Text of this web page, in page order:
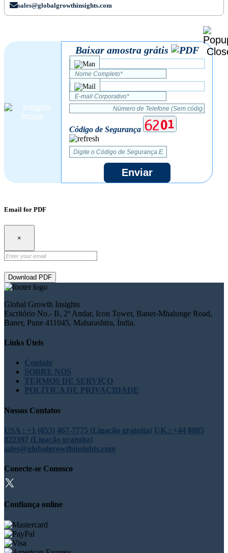
sales@globalgrowthinsights.com
Baixar amostra grátis
Código de Segurança
Enviar
Email for PDF
×
Download PDF
Global Growth Insights
Escritório No.- B, 2º Andar, Icon Tower, Baner-Mhalunge Road,
Baner, Pune 411045, Maharashtra, Índia.
Links Úteis
Contato
SOBRE NÓS
TERMOS DE SERVIÇO
POLÍTICA DE PRIVACIDADE
Nossos Contatos
USA : +1 (855) 467-7775 (Ligação gratuita) UK : +44 8085
022397 (Ligação gratuita)
sales@globalgrowthinsights.com
Conecte-se Conosco
Confiança online